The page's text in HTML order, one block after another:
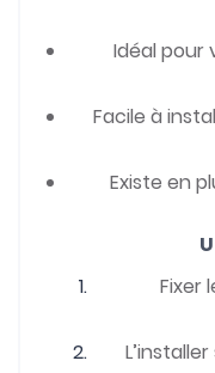
Idéal pour
Facile à
Existe en
Fixer